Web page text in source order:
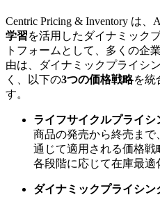
Centric Pricing & Inventory は、
学習を活用したダイナミック
トフォームとして、多くの企
由は、ダイナミックプライシ
く、以下の3つの価格戦略を統
す。
ライフサイクルプライシ
商品の発売から終売ま
通じて適用される価格戦
各段階に応じて在庫最適
ダイナミックプライシン